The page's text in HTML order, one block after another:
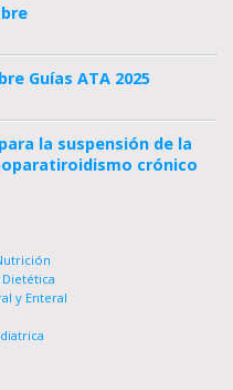
Guías ATA 2025
la suspensión de la
crónico
y Enteral